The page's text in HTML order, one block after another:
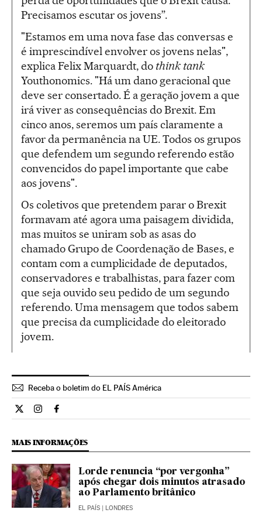
Precisamos escutar os jovens”.
"Estamos em uma nova fase das conversas e
é imprescindível envolver os jovens nelas",
explica Felix Marquardt, do think tank
Youthonomics. "Há um dano geracional que
deve ser consertado. É a geração jovem a que
irá viver as consequências do Brexit. Em
cinco anos, seremos um país claramente a
favor da permanência na UE. Todos os grupos
que defendem um segundo referendo estão
convencidos do papel importante que cabe
aos jovens".
Os coletivos que pretendem parar o Brexit
formavam até agora uma paisagem dividida,
mas muitos se uniram sob as asas do
chamado Grupo de Coordenação de Bases, e
contam com a cumplicidade de deputados,
conservadores e trabalhistas, para fazer com
que seja ouvido seu pedido de um segundo
referendo. Uma mensagem que todos sabem
que precisa da cumplicidade do eleitorado
jovem.
Receba o boletim do EL PAÍS América
Internacional El País Brasil en Twitter
Internacional El País Brasil en Instagram
Internacional El País Brasil en Facebook
MAIS INFORMAÇÕES
Lorde renuncia “por vergonha”
após chegar dois minutos atrasado
ao Parlamento britânico
EL PAÍS | LONDRES